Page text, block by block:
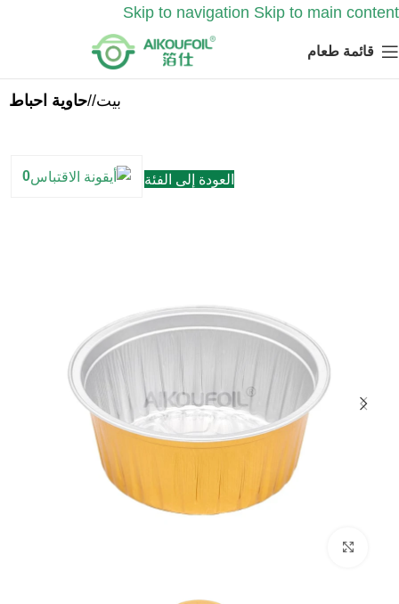
Skip to navigation Skip to main content
قائمة طعام
بيت/ حاوية احباط
العودة إلى الفئة 0